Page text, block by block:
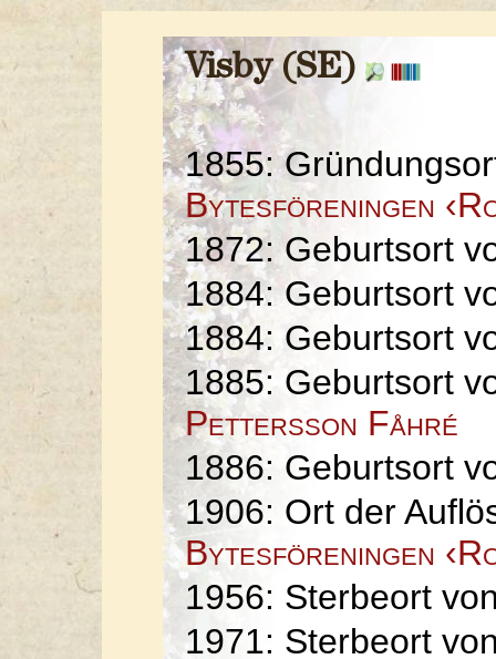
Visby (SE)
1855:
Bytesföreningen
1872: Geburtsort
1884: Geburtsort
1884: Geburtsort
1885: Geburtsort
Pettersson Fåhré
1886: Geburtsort
1906: Ort der
Bytesföreningen
1956: Sterbeort
1971: Sterbeort